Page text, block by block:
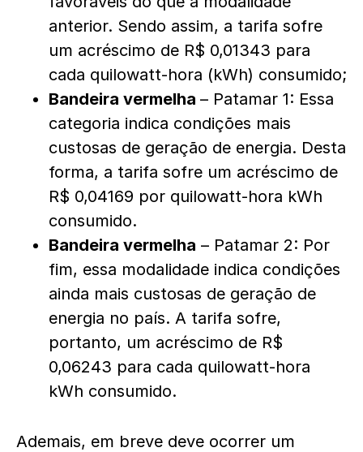
anterior. Sendo assim, a tarifa sofre
um acréscimo de R$ 0,01343 para
cada quilowatt-hora (kWh) consumido;
Bandeira vermelha – Patamar 1: Essa
categoria indica condições mais
custosas de geração de energia. Desta
forma, a tarifa sofre um acréscimo de
R$ 0,04169 por quilowatt-hora kWh
consumido.
Bandeira vermelha – Patamar 2: Por
fim, essa modalidade indica condições
ainda mais custosas de geração de
energia no país. A tarifa sofre,
portanto, um acréscimo de R$
0,06243 para cada quilowatt-hora
kWh consumido.
Ademais, em breve deve ocorrer um